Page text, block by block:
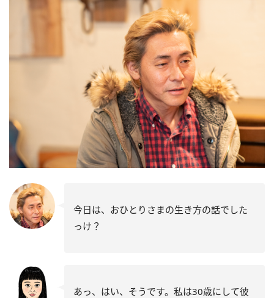
今日は、おひとりさまの生き方の話でした
っけ？
あっ、はい、そうです。私は30歳にして彼